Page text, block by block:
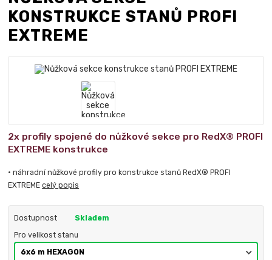
KONSTRUKCE STANŮ PROFI
EXTREME
2x profily spojené do nůžkové sekce pro RedX® PROFI
EXTREME konstrukce
• náhradní nůžkové profily pro konstrukce stanů RedX® PROFI
EXTREMEcelý popis
Dostupnost Skladem
Pro velikost stanu